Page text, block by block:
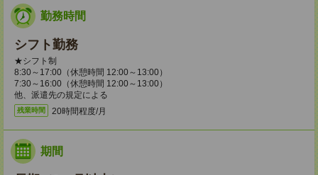
勤務時間
シフト勤務
★シフト制
8:30～17:00（休憩時間 12:00～13:00）
7:30～16:00（休憩時間 12:00～13:00）
他、派遣先の規定による
残業時間 20時間程度/月
期間